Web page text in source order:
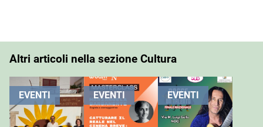
Altri articoli nella sezione Cultura
EVENTI EVENTI EVENTI